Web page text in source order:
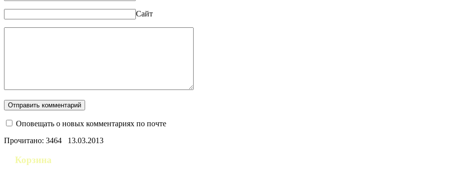
Сайт
Оповещать о новых комментариях по почте
Прочитано: 3464 13.03.2013
Корзина